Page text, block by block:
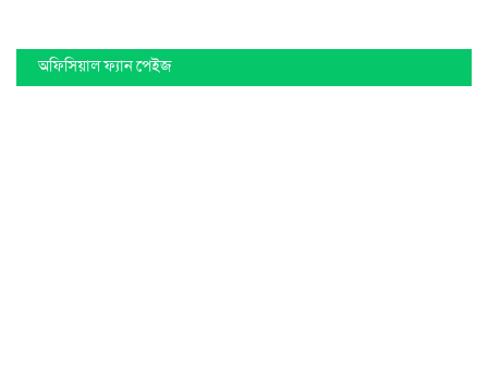
অফিসিয়াল ফ্যান পেইজ